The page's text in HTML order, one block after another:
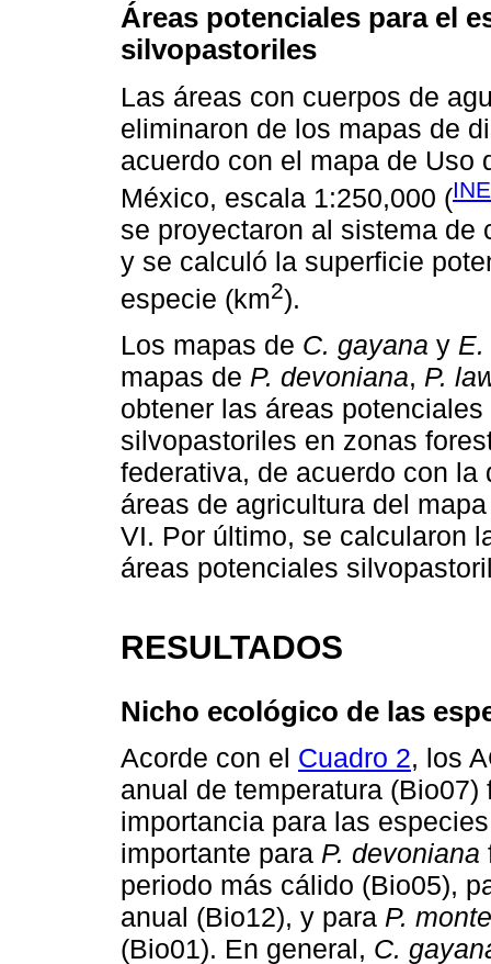
Áreas potenciales para el
silvopastoriles
Las áreas con cuerpos de
eliminaron de los mapas de
acuerdo con el mapa de Uso
México, escala 1:250,000 (
se proyectaron al sistema de
y se calculó la superficie
especie (km2).
Los mapas de C. gayana y
mapas de P. devoniana, P.
obtener las áreas
silvopastoriles en zonas
federativa, de acuerdo con
áreas de agricultura del
VI. Por último, se calcularon
áreas potenciales
RESULTADOS
Nicho ecológico de las
Acorde con el Cuadro 2, los
anual de temperatura
importancia para las
importante para P. devoniana
periodo más cálido (Bio05),
anual (Bio12), y para P.
(Bio01). En general, C.